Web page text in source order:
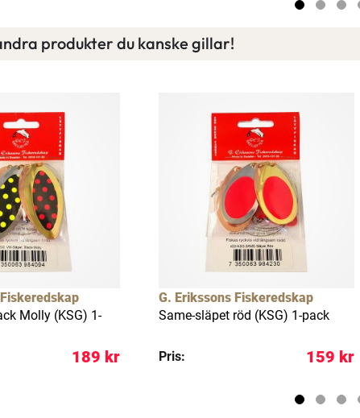
produkter du kanske gillar!
Molly (KSG) 1-
189 kr
G. Erikssons Fiskeredskap
Same-släpet röd (KSG) 1-pack
Pris: 159 kr